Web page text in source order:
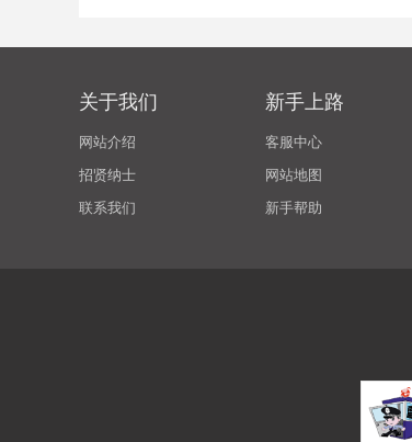
关于我们
网站介绍
招贤纳士
联系我们
新手上路
客服中心
网站地图
新手帮助